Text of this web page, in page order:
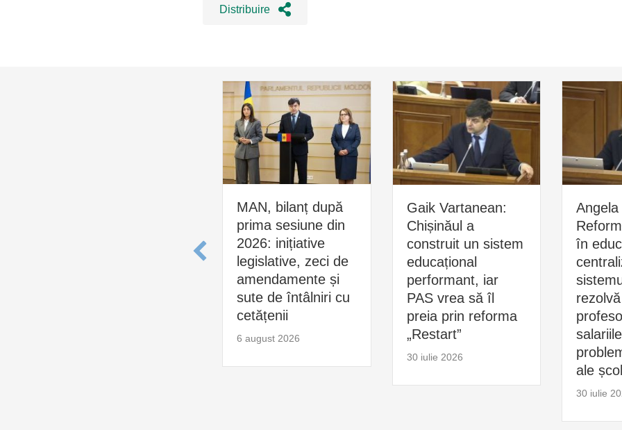
Distribuire
MAN, bilanț după
prima sesiune din
2026: inițiative
legislative, zeci de
amendamente și
sute de întâlniri cu
cetățenii
6 august 2026
Gaik Vartanean:
Chișinăul a
construit un sistem
educațional
performant, iar
PAS vrea să îl
preia prin reforma
„Restart”
30 iulie 2026
în
ale
30 iulie